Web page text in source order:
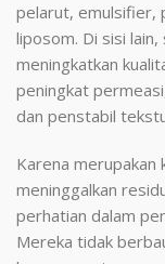
pelarut, emulsifier,
liposom. Di sisi
meningkatkan
peningkat
dan penstabil
Karena
meninggalkan
perhatian dalam
Mereka tidak